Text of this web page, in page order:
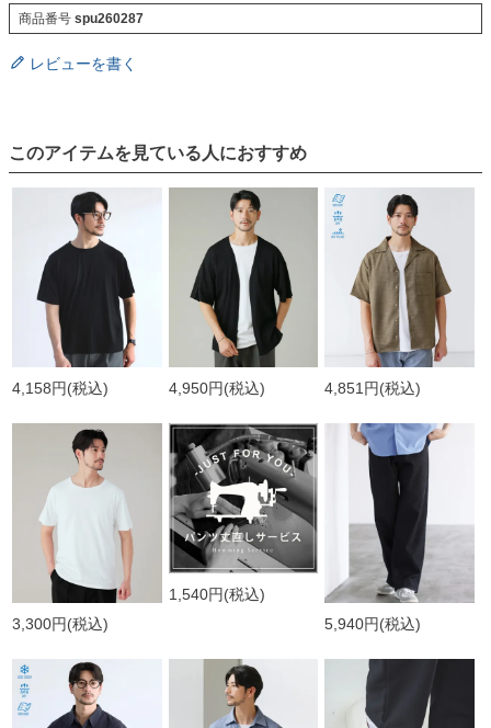
商品番号 spu260287
レビューを書く
このアイテムを見ている人におすすめ
4,158円(税込) 4,950円(税込) 4,851円(税込)
3,300円(税込)
1,540円(税込)
5,940円(税込)